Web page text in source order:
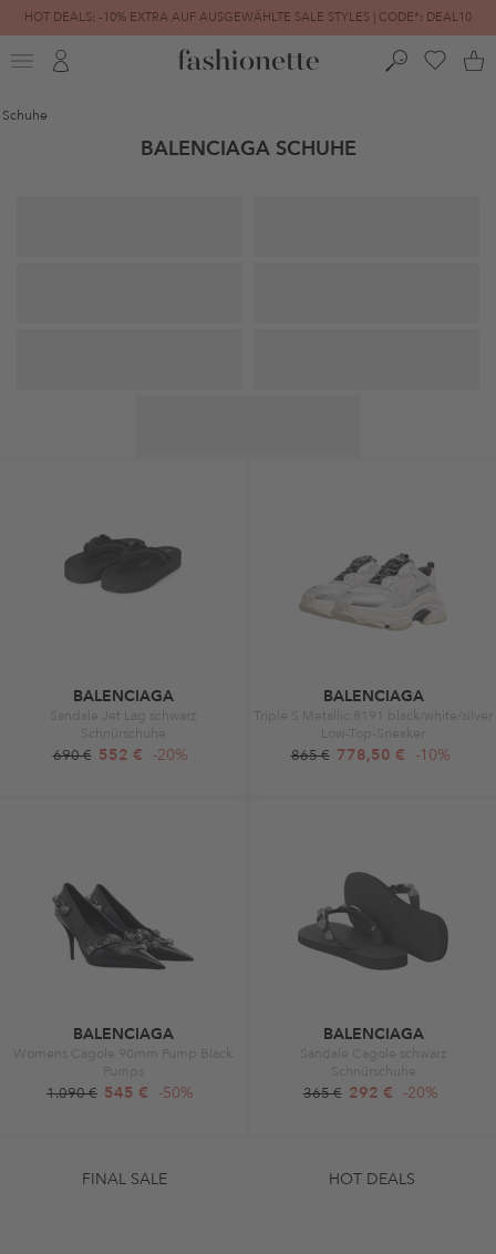
HOT DEALS: -10% EXTRA AUF AUSGEWÄHLTE SALE STYLES | CODE*: DEAL10
FINAL SALE | BIS ZU -80% REDUZIERT
Schuhe
BALENCIAGA SCHUHE
BALENCIAGA
Sandale Jet Lag schwarz
Schnürschuhe
690 € 552 € -20%
BALENCIAGA
Triple S Metallic 8191 black/white/silver
Low-Top-Sneaker
865 € 778,50 € -10%
BALENCIAGA
Womens Cagole 90mm Pump Black
Pumps
1.090 € 545 € -50%
BALENCIAGA
Sandale Cagole schwarz
Schnürschuhe
365 € 292 € -20%
FINAL SALE HOT DEALS